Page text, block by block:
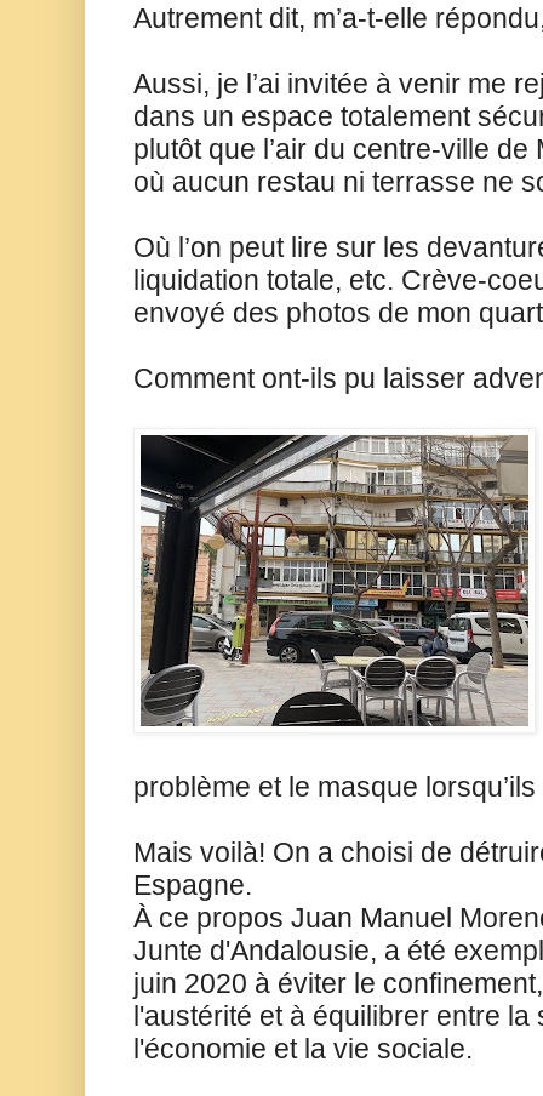
Autrement dit, m’a-t-elle
Aussi, je l’ai invitée à venir me
dans un espace totalement
plutôt que l’air du centre-ville
où aucun restau ni terrasse ne
Où l’on peut lire sur les
liquidation totale, etc. Crève-
envoyé des photos de mon
Comment ont-ils pu laisser
problème et le masque
Mais voilà! On a choisi de
Espagne.
À ce propos Juan Manuel
Junte d'Andalousie, a été
juin 2020 à éviter le
l'austérité et à équilibrer entre la
l'économie et la vie sociale.